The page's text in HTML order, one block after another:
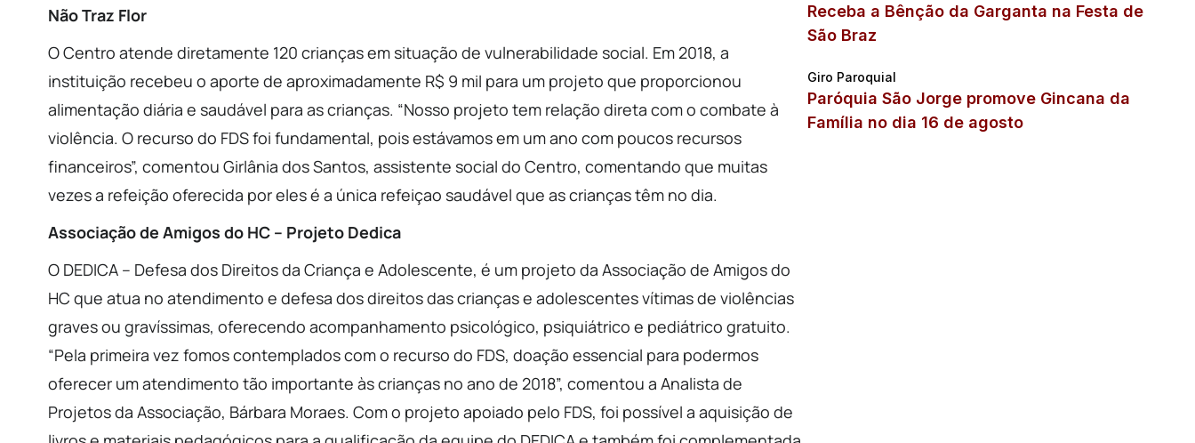
Não Traz Flor
O Centro atende diretamente 120 crianças em situação de vulnerabilidade social. Em 2018, a
instituição recebeu o aporte de aproximadamente R$ 9 mil para um projeto que proporcionou
alimentação diária e saudável para as crianças. “Nosso projeto tem relação direta com o combate à
violência. O recurso do FDS foi fundamental, pois estávamos em um ano com poucos recursos
financeiros”, comentou Girlânia dos Santos, assistente social do Centro, comentando que muitas
vezes a refeição oferecida por eles é a única refeiçao saudável que as crianças têm no dia.
Associação de Amigos do HC – Projeto Dedica
O DEDICA – Defesa dos Direitos da Criança e Adolescente, é um projeto da Associação de Amigos do
HC que atua no atendimento e defesa dos direitos das crianças e adolescentes vítimas de violências
graves ou gravíssimas, oferecendo acompanhamento psicológico, psiquiátrico e pediátrico gratuito.
“Pela primeira vez fomos contemplados com o recurso do FDS, doação essencial para podermos
oferecer um atendimento tão importante às crianças no ano de 2018”, comentou a Analista de
Projetos da Associação, Bárbara Moraes. Com o projeto apoiado pelo FDS, foi possível a aquisição de
Receba a Bênção da Garganta na Festa de
São Braz
Giro Paroquial
Paróquia São Jorge promove Gincana da
Família no dia 16 de agosto